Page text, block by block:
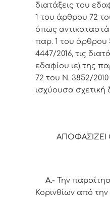
διατάξεις του
1 του άρθρου 72
όπως
παρ. 1 του άρθρου
4447/2016, τις
εδαφίου ιε) της
72 του Ν. 3852/
ισχύουσα σχετική
Α.- Την
Κορινθίων από